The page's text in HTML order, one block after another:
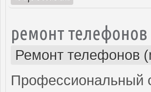
ремонт телефонов
Ремонт телефонов
Профессиональный